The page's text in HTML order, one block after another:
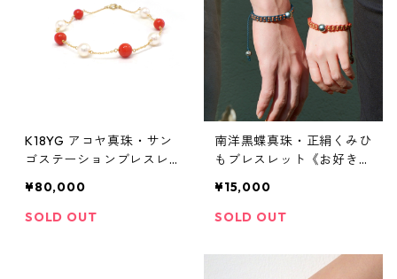
K18YG アコヤ真珠・サン
ゴステーションブレスレッ
¥80,000
SOLD OUT
南洋黒蝶真珠・正絹くみひ
もブレスレット《お好きな
くりします》
¥15,000
SOLD OUT